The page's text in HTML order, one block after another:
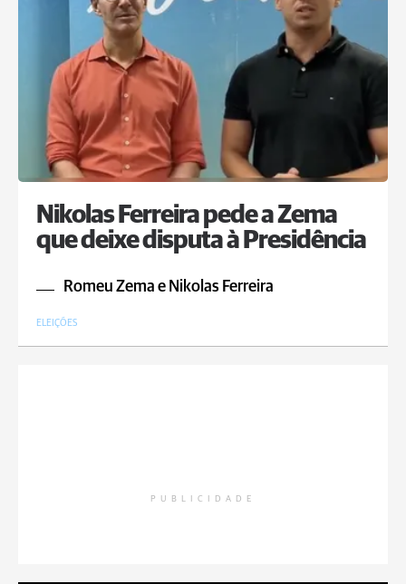
Nikolas Ferreira pede a Zema
que deixe disputa à Presidência
Romeu Zema e Nikolas Ferreira
ELEIÇÕES
PUBLICIDADE